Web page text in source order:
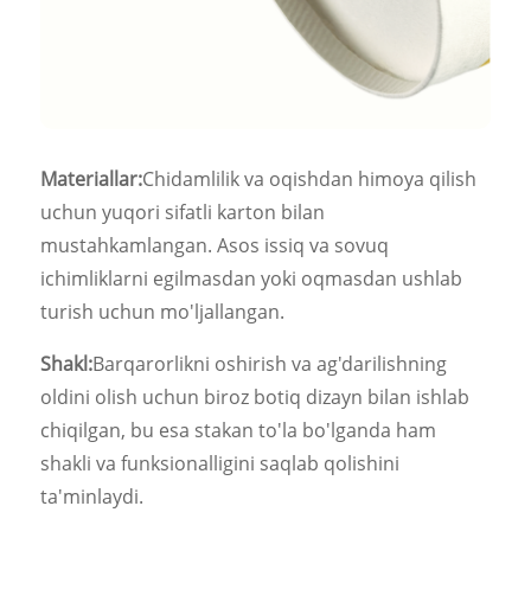
Materiallar:Chidamlilik va oqishdan himoya qilish
uchun yuqori sifatli karton bilan
mustahkamlangan. Asos issiq va sovuq
ichimliklarni egilmasdan yoki oqmasdan ushlab
turish uchun mo'ljallangan.
Shakl:Barqarorlikni oshirish va ag'darilishning
oldini olish uchun biroz botiq dizayn bilan ishlab
chiqilgan, bu esa stakan to'la bo'lganda ham
shakli va funksionalligini saqlab qolishini
ta'minlaydi.